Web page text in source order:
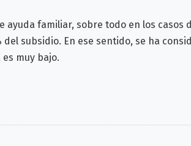
familiar, sobre todo en los casos
subsidio. En ese sentido, se ha
muy bajo.